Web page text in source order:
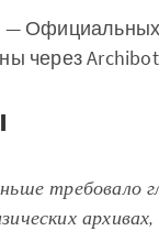
—
через Archibot
требовало